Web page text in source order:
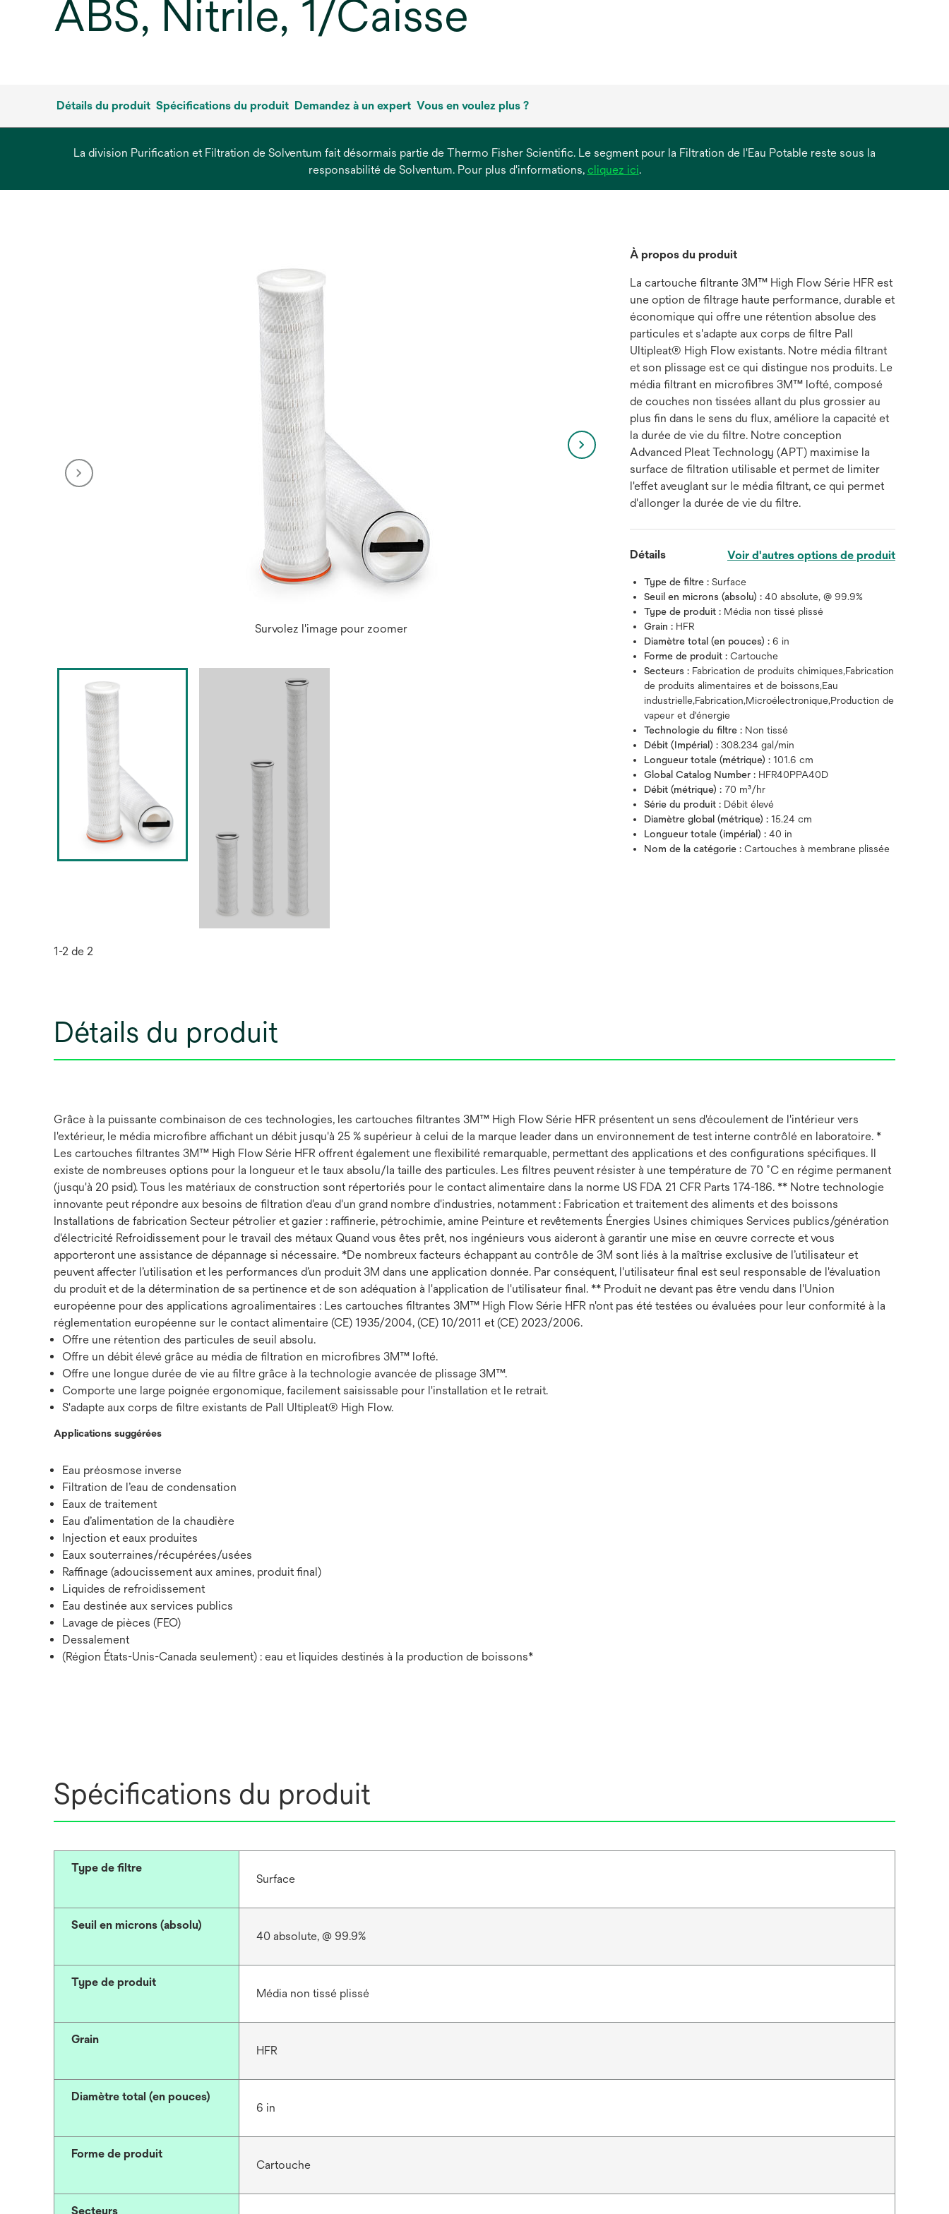
ABS, Nitrile, 1/Caisse
Détails du produit Spécifications du produit Demandez à un expert Vous en voulez plus ?
La division Purification et Filtration de Solventum fait désormais partie de Thermo Fisher Scientific. Le segment pour la Filtration de l'Eau Potable reste sous la
responsabilité de Solventum. Pour plus d'informations, cliquez icis’ouvre
.
Survolez l'image pour zoomer
1-2 de 2
À propos du produit
La cartouche filtrante 3M™ High Flow Série HFR est
une option de filtrage haute performance, durable et
économique qui offre une rétention absolue des
particules et s'adapte aux corps de filtre Pall
Ultipleat® High Flow existants. Notre média filtrant
et son plissage est ce qui distingue nos produits. Le
média filtrant en microfibres 3M™ lofté, composé
de couches non tissées allant du plus grossier au
plus fin dans le sens du flux, améliore la capacité et
la durée de vie du filtre. Notre conception
Advanced Pleat Technology (APT) maximise la
surface de filtration utilisable et permet de limiter
l'effet aveuglant sur le média filtrant, ce qui permet
d'allonger la durée de vie du filtre.
Détails Voir d'autres options de produit
Type de filtre :Surface
Seuil en microns (absolu) :40 absolute, @ 99.9%
Type de produit : Média non tissé plissé
Grain : HFR
Diamètre total (en pouces) :6 in
Forme de produit :Cartouche
Secteurs : Fabrication de produits chimiques,Fabrication
de produits alimentaires et de boissons,Eau
industrielle,Fabrication,Microélectronique,Production de
vapeur et d'énergie
Technologie du filtre : Non tissé
Débit (Impérial) :308.234 gal/min
Longueur totale (métrique) :101.6 cm
Global Catalog Number : HFR40PPA40D
Débit (métrique) : 70 m³/hr
Série du produit : Débit élevé
Diamètre global (métrique) :15.24 cm
Longueur totale (impérial) :40 in
Nom de la catégorie :Cartouches à membrane plissée
Détails du produit
Grâce à la puissante combinaison de ces technologies, les cartouches filtrantes 3M™ High Flow Série HFR présentent un sens d'écoulement de l'intérieur vers
l'extérieur, le média microfibre affichant un débit jusqu'à 25 % supérieur à celui de la marque leader dans un environnement de test interne contrôlé en laboratoire. *
Les cartouches filtrantes 3M™ High Flow Série HFR offrent également une flexibilité remarquable, permettant des applications et des configurations spécifiques. Il
existe de nombreuses options pour la longueur et le taux absolu/la taille des particules. Les filtres peuvent résister à une température de 70 ˚C en régime permanent
(jusqu'à 20 psid). Tous les matériaux de construction sont répertoriés pour le contact alimentaire dans la norme US FDA 21 CFR Parts 174-186. ** Notre technologie
innovante peut répondre aux besoins de filtration d'eau d'un grand nombre d'industries, notamment : Fabrication et traitement des aliments et des boissons
Installations de fabrication Secteur pétrolier et gazier : raffinerie, pétrochimie, amine Peinture et revêtements Énergies Usines chimiques Services publics/génération
d'électricité Refroidissement pour le travail des métaux Quand vous êtes prêt, nos ingénieurs vous aideront à garantir une mise en œuvre correcte et vous
apporteront une assistance de dépannage si nécessaire. *De nombreux facteurs échappant au contrôle de 3M sont liés à la maîtrise exclusive de l’utilisateur et
peuvent affecter l’utilisation et les performances d’un produit 3M dans une application donnée. Par conséquent, l'utilisateur final est seul responsable de l'évaluation
du produit et de la détermination de sa pertinence et de son adéquation à l'application de l'utilisateur final. ** Produit ne devant pas être vendu dans l'Union
européenne pour des applications agroalimentaires : Les cartouches filtrantes 3M™ High Flow Série HFR n'ont pas été testées ou évaluées pour leur conformité à la
réglementation européenne sur le contact alimentaire (CE) 1935/2004, (CE) 10/2011 et (CE) 2023/2006.
Offre une rétention des particules de seuil absolu.
Offre un débit élevé grâce au média de filtration en microfibres 3M™ lofté.
Offre une longue durée de vie au filtre grâce à la technologie avancée de plissage 3M™.
Comporte une large poignée ergonomique, facilement saisissable pour l'installation et le retrait.
S'adapte aux corps de filtre existants de Pall Ultipleat® High Flow.
Applications suggérées
Eau préosmose inverse
Filtration de l’eau de condensation
Eaux de traitement
Eau d’alimentation de la chaudière
Injection et eaux produites
Eaux souterraines/récupérées/usées
Raffinage (adoucissement aux amines, produit final)
Liquides de refroidissement
Eau destinée aux services publics
Lavage de pièces (FEO)
Dessalement
(Région États-Unis-Canada seulement) : eau et liquides destinés à la production de boissons*
Spécifications du produit
Type de filtre
Surface
Seuil en microns (absolu)
40 absolute, @ 99.9%
Type de produit
Média non tissé plissé
Grain
HFR
Diamètre total (en pouces)
6 in
Forme de produit
Cartouche
Secteurs